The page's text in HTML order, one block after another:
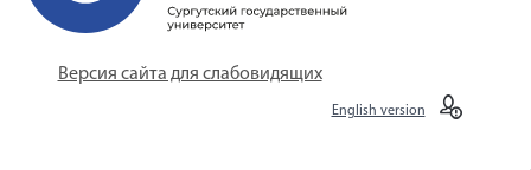
Версия сайта для слабовидящих
English version